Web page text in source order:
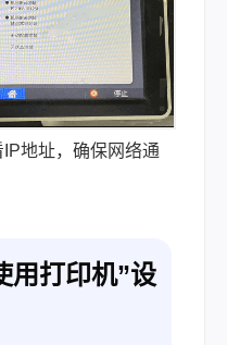
地址，确保网络通
用打印机”设